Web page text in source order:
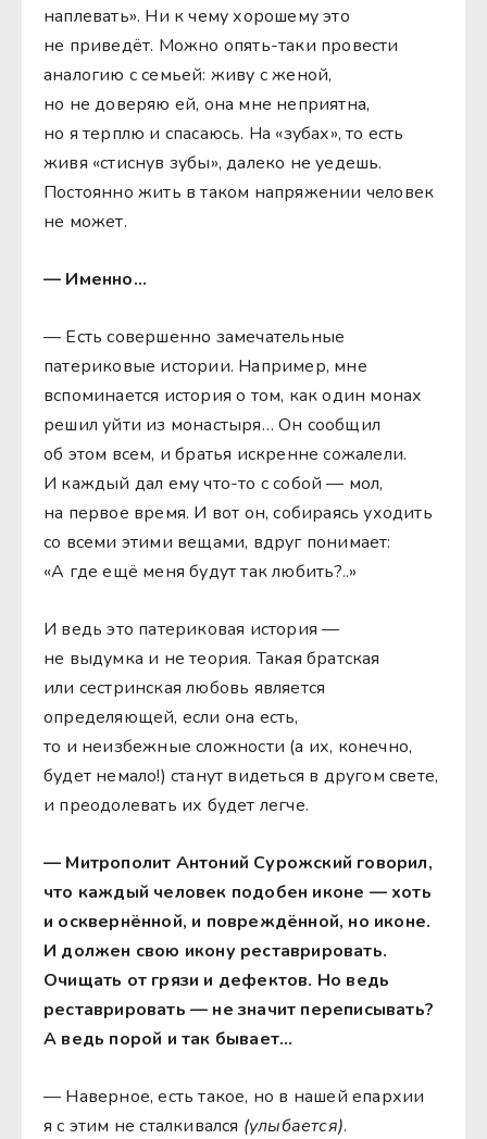
наплевать». Ни к чему хорошему это
не приведёт. Можно опять-таки провести
аналогию с семьей: живу с женой,
но не доверяю ей, она мне неприятна,
но я терплю и спасаюсь. На «зубах», то есть
живя «стиснув зубы», далеко не уедешь.
Постоянно жить в таком напряжении человек
не может.
— Именно…
— Есть совершенно замечательные
патериковые истории. Например, мне
вспоминается история о том, как один монах
решил уйти из монастыря… Он сообщил
об этом всем, и братья искренне сожалели.
И каждый дал ему что-то с собой — мол,
на первое время. И вот он, собираясь уходить
со всеми этими вещами, вдруг понимает:
«А где ещё меня будут так любить?..»
И ведь это патериковая история —
не выдумка и не теория. Такая братская
или сестринская любовь является
определяющей, если она есть,
то и неизбежные сложности (а их, конечно,
будет немало!) станут видеться в другом свете,
и преодолевать их будет легче.
— Митрополит Антоний Сурожский говорил,
что каждый человек подобен иконе — хоть
и осквернённой, и повреждённой, но иконе.
И должен свою икону реставрировать.
Очищать от грязи и дефектов. Но ведь
реставрировать — не значит переписывать?
А ведь порой и так бывает…
— Наверное, есть такое, но в нашей епархии
я с этим не сталкивался (улыбается).